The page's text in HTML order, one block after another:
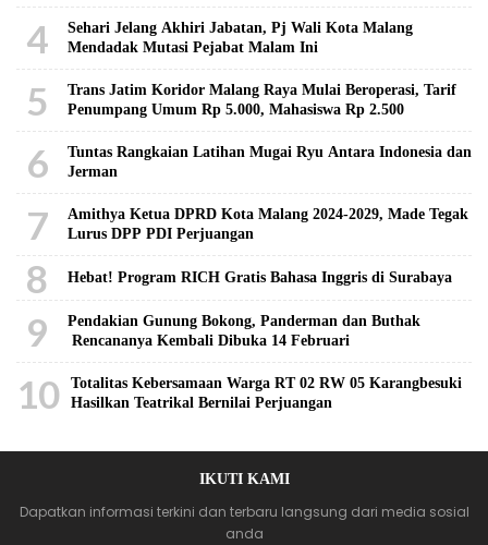
4
Sehari Jelang Akhiri Jabatan, Pj Wali Kota Malang
Mendadak Mutasi Pejabat Malam Ini
5
Trans Jatim Koridor Malang Raya Mulai Beroperasi, Tarif
Penumpang Umum Rp 5.000, Mahasiswa Rp 2.500
6
Tuntas Rangkaian Latihan Mugai Ryu Antara Indonesia dan
Jerman
7
Amithya Ketua DPRD Kota Malang 2024-2029, Made Tegak
Lurus DPP PDI Perjuangan
8 Hebat! Program RICH Gratis Bahasa Inggris di Surabaya
9
Pendakian Gunung Bokong, Panderman dan Buthak
Rencananya Kembali Dibuka 14 Februari
10
Totalitas Kebersamaan Warga RT 02 RW 05 Karangbesuki
Hasilkan Teatrikal Bernilai Perjuangan
IKUTI KAMI
Dapatkan informasi terkini dan terbaru langsung dari media sosial
anda